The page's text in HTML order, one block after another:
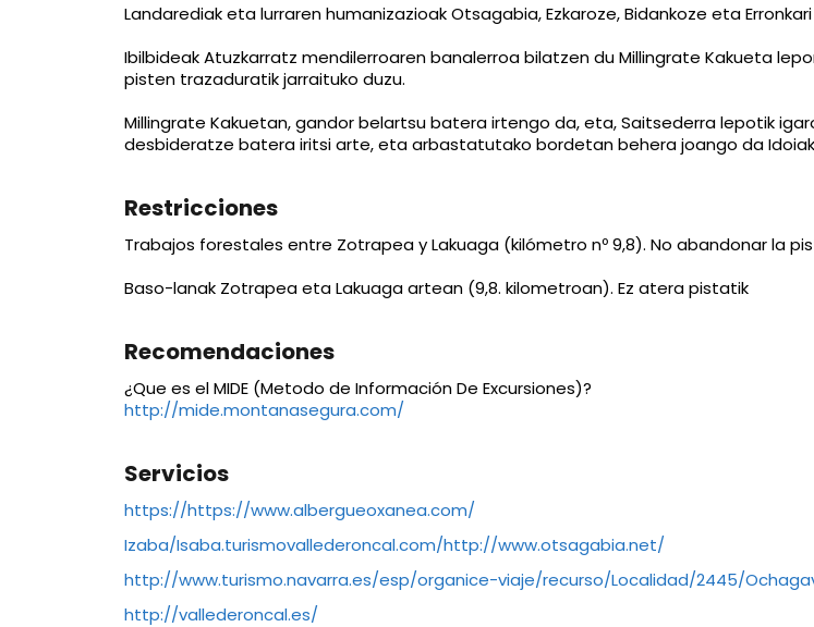
Landarediak eta lurraren humanizazioak Otsagabia, Ezkaroze, Bidankoze eta
Ibilbideak Atuzkarratz mendilerroaren banalerroa bilatzen du Millingrate Kakueta
pisten trazaduratik jarraituko duzu.
Millingrate Kakuetan, gandor belartsu batera irtengo da, eta, Saitsederra lepotik
desbideratze batera iritsi arte, eta arbastatutako bordetan behera joango da
Restricciones
Trabajos forestales entre Zotrapea y Lakuaga (kilómetro nº 9,8). No abandonar la
Baso-lanak Zotrapea eta Lakuaga artean (9,8. kilometroan). Ez atera pistatik
Recomendaciones
¿Que es el MIDE (Metodo de Información De Excursiones)?
http://mide.montanasegura.com/
Servicios
https://https://www.albergueoxanea.com/
Izaba/Isaba.turismovallederoncal.com/http://www.otsagabia.net/
http://www.turismo.navarra.es/esp/organice-viaje/recurso/Localidad/2445/
http://vallederoncal.es/